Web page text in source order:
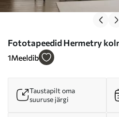
Fototapeedid Hermetry
joontega Nr u97345
1Meeldib
Taustapilt oma
suuruse järgi